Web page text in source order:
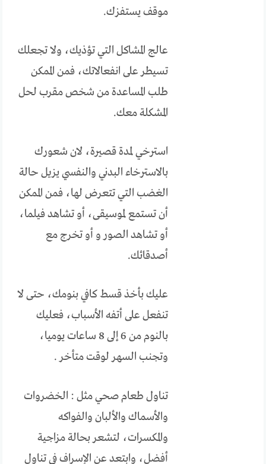
موقف يستفزك.
عالج المشاكل التي تؤذيك، ولا تجعلك
تسيطر على انفعالاتك، فمن الممكن
طلب المساعدة من شخص مقرب لحل
المشكلة معك.
استرخي لمدة قصيرة، لان شعورك
بالاسترخاء البدني والنفسي يزيل حالة
الغضب التي تتعرض لها، فمن الممكن
أن تستمع لموسيقى، أو تشاهد فيلما،
أو تشاهد الصور و أو تخرج مع
أصدقائك.
عليك بأخذ قسط كافي بنومك، حتى لا
تنفعل على أتفه الأسباب، فعليك
بالنوم من 6 إلى 8 ساعات يوميا،
وتجنب السهر لوقت متأخر .
تناول طعام صحي مثل : الخضروات
والأسماك والألبان والفواكه
والمكسرات، لتشعر بحالة مزاجية
أفضل، وابتعد عن الإسراف في تناول